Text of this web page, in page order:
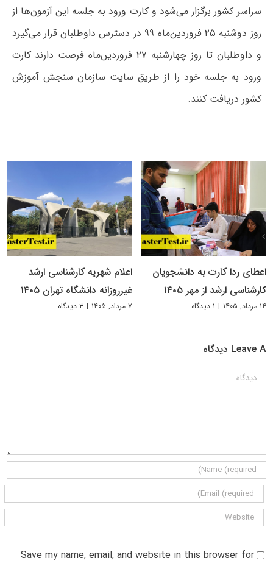
سراسر کشور برگزار می‌شود و کارت ورود به جلسه این آزمون‌ها از
روز دوشنبه ۲۵ فروردین‌ماه ۹۹ در دسترس داوطلبان قرار می‌گیرد
و داوطلبان تا روز چهارشنبه ۲۷ فروردین‌ماه فرصت دارند کارت
ورود به جلسه خود را از طریق سایت سازمان سنجش آموزش
کشور دریافت کنند.
اعطای ردا کارت به دانشجویان
کارشناسی ارشد از مهر ۱۴۰۵
۱۴ مرداد, ۱۴۰۵ | ۱ دیدگاه
اعلام شهریه کارشناسی ارشد
غیرروزانه دانشگاه تهران ۱۴۰۵
۷ مرداد, ۱۴۰۵ | ۳ دیدگاه
Leave A دیدگاه
دیدگاه
Save my name, email, and website in this browser for